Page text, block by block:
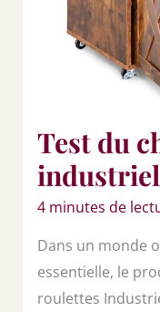
Test du
industriel
4 minutes de
Dans un monde
essentielle, le
roulettes